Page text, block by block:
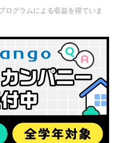
ログラムによる収益を得ていま